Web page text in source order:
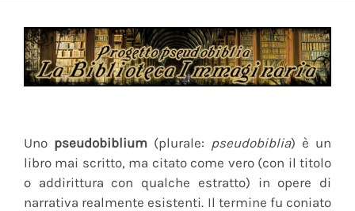
Uno pseudobiblium (plurale: pseudobiblia) è un
libro mai scritto, ma citato come vero (con il titolo
o addirittura con qualche estratto) in opere di
narrativa realmente esistenti. Il termine fu coniato